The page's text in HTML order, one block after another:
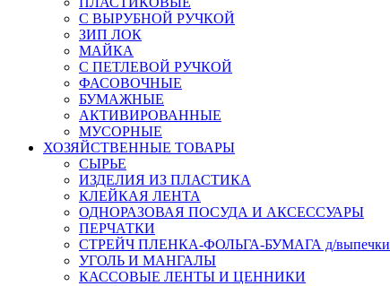
С ВЫРУБНОЙ РУЧКОЙ
ЗИП ЛОК
МАЙКА
С ПЕТЛЕВОЙ РУЧКОЙ
ФАСОВОЧНЫЕ
БУМАЖНЫЕ
АКТИВИРОВАННЫЕ
МУСОРНЫЕ
ХОЗЯЙСТВЕННЫЕ ТОВАРЫ
СЫРЬЕ
ИЗДЕЛИЯ ИЗ ПЛАСТИКА
КЛЕЙКАЯ ЛЕНТА
ОДНОРАЗОВАЯ ПОСУДА И АКСЕССУАРЫ
ПЕРЧАТКИ
СТРЕЙЧ ПЛЕНКА-ФОЛЬГА-БУМАГА д/выпечки
УГОЛЬ И МАНГАЛЫ
КАССОВЫЕ ЛЕНТЫ И ЦЕННИКИ